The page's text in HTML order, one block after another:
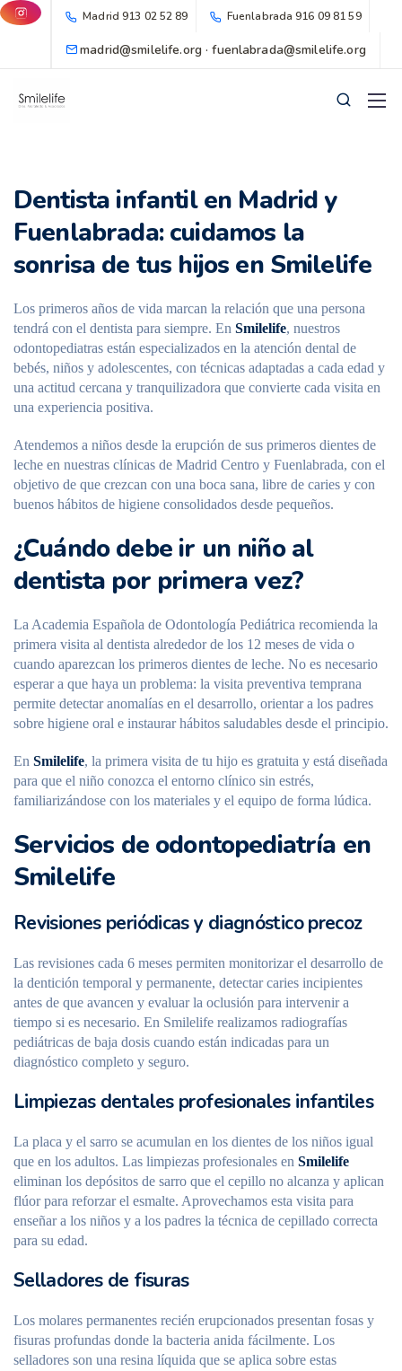
Madrid913 02 52 89 Fuenlabrada916 09 81 59
madrid@smilelife.org · fuenlabrada@smilelife.org
Dentista infantil en Madrid y
Fuenlabrada: cuidamos la
sonrisa de tus hijos en Smilelife
Los primeros años de vida marcan la relación que una persona
tendrá con el dentista para siempre. En Smilelife, nuestros
odontopediatras están especializados en la atención dental de
bebés, niños y adolescentes, con técnicas adaptadas a cada edad y
una actitud cercana y tranquilizadora que convierte cada visita en
una experiencia positiva.
Atendemos a niños desde la erupción de sus primeros dientes de
leche en nuestras clínicas de Madrid Centro y Fuenlabrada, con el
objetivo de que crezcan con una boca sana, libre de caries y con
buenos hábitos de higiene consolidados desde pequeños.
¿Cuándo debe ir un niño al
dentista por primera vez?
La Academia Española de Odontología Pediátrica recomienda la
primera visita al dentista alrededor de los 12 meses de vida o
cuando aparezcan los primeros dientes de leche. No es necesario
esperar a que haya un problema: la visita preventiva temprana
permite detectar anomalías en el desarrollo, orientar a los padres
sobre higiene oral e instaurar hábitos saludables desde el principio.
En Smilelife, la primera visita de tu hijo es gratuita y está diseñada
para que el niño conozca el entorno clínico sin estrés,
familiarizándose con los materiales y el equipo de forma lúdica.
Servicios de odontopediatría en
Smilelife
Revisiones periódicas y diagnóstico precoz
Las revisiones cada 6 meses permiten monitorizar el desarrollo de
la dentición temporal y permanente, detectar caries incipientes
antes de que avancen y evaluar la oclusión para intervenir a
tiempo si es necesario. En Smilelife realizamos radiografías
pediátricas de baja dosis cuando están indicadas para un
diagnóstico completo y seguro.
Limpiezas dentales profesionales infantiles
La placa y el sarro se acumulan en los dientes de los niños igual
que en los adultos. Las limpiezas profesionales en Smilelife
eliminan los depósitos de sarro que el cepillo no alcanza y aplican
flúor para reforzar el esmalte. Aprovechamos esta visita para
enseñar a los niños y a los padres la técnica de cepillado correcta
para su edad.
Selladores de fisuras
Los molares permanentes recién erupcionados presentan fosas y
fisuras profundas donde la bacteria anida fácilmente. Los
selladores son una resina líquida que se aplica sobre estas